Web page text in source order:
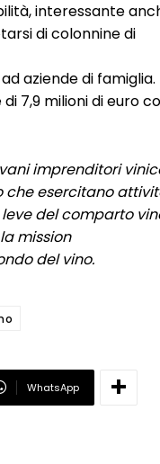
interessante
di colonnine di
aziende di famiglia.
7,9 milioni di euro
imprenditori
che esercitano
del comparto
mission
del vino.
WhatsApp